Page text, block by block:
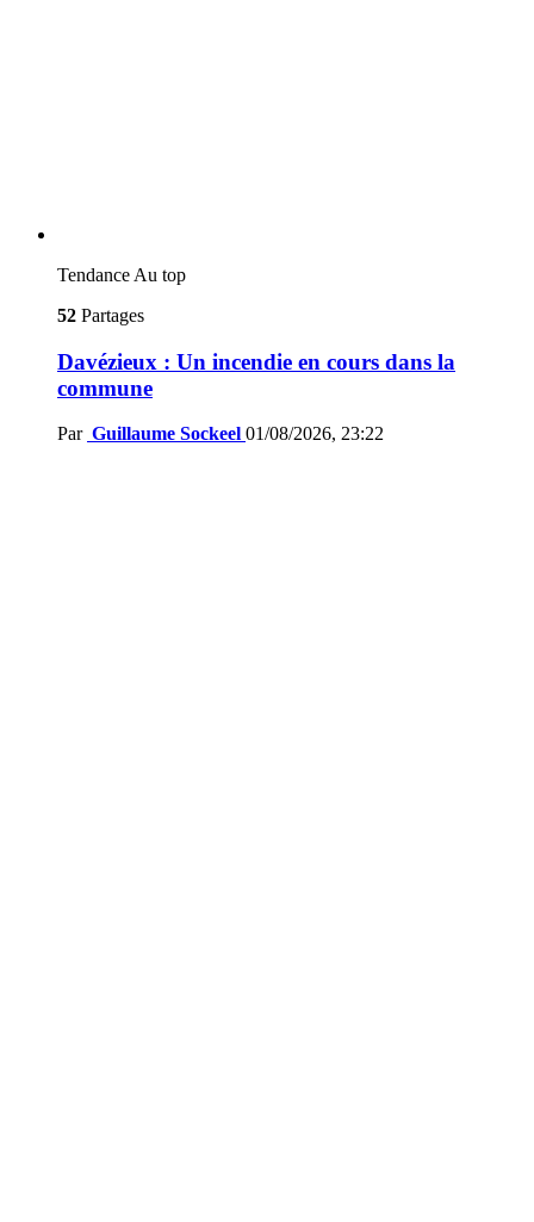
Tendance Au top
52 Partages
Davézieux : Un incendie en cours dans la
commune
Par Guillaume Sockeel 01/08/2026, 23:22